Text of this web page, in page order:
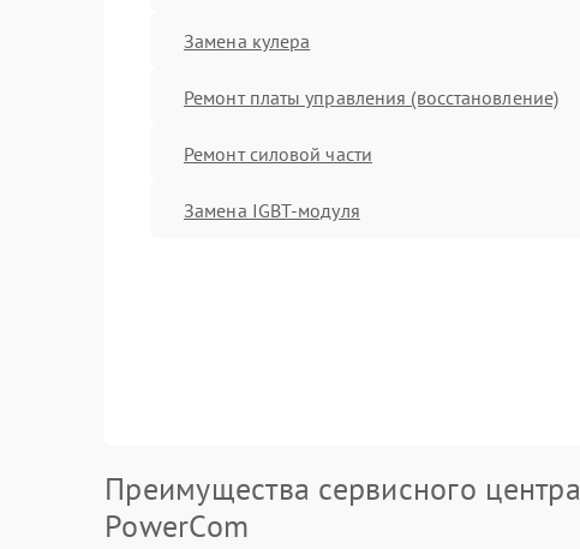
Замена кулера
Ремонт платы управления (восстановление)
Ремонт силовой части
Замена IGBT-модуля
Преимущества сервисного центра
PowerCom